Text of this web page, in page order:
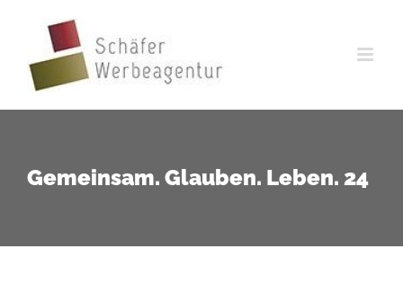
springen
Gemeinsam. Glauben. Leben. 24